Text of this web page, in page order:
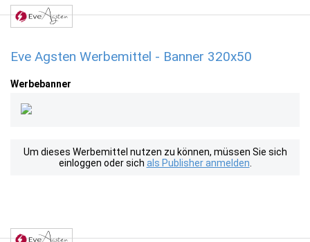
Eve Agsten Werbemittel - Banner 320x50
Werbebanner
Um dieses Werbemittel nutzen zu können, müssen Sie sich
einloggen oder sich als Publisher anmelden